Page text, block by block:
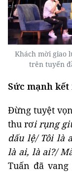
Khách mời giao
trên tuyến
Sức mạnh
Đừng tuyệt
thu rơi rụng
dấu lệ/ Tôi là
là ai, là ai?/
Tuấn đã